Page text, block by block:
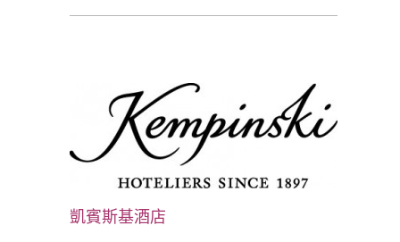
凱賓斯基酒店